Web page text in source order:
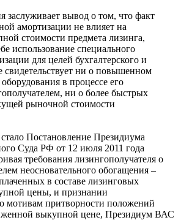
заслуживает вывод о том, что факт
амортизации не влияет на
стоимости предмета лизинга,
использование специального
для целей бухгалтерского и
свидетельствует ни о повышенном
в процессе его
ни о более быстрых
рыночной стоимости
Постановление Президиума
Суда РФ от 12 июля 2011 года
требования лизингополучателя о
неосновательного обогащения –
в составе лизинговых
цены, и признании
мотивам притворности положений
выкупной цене, Президиум ВАС